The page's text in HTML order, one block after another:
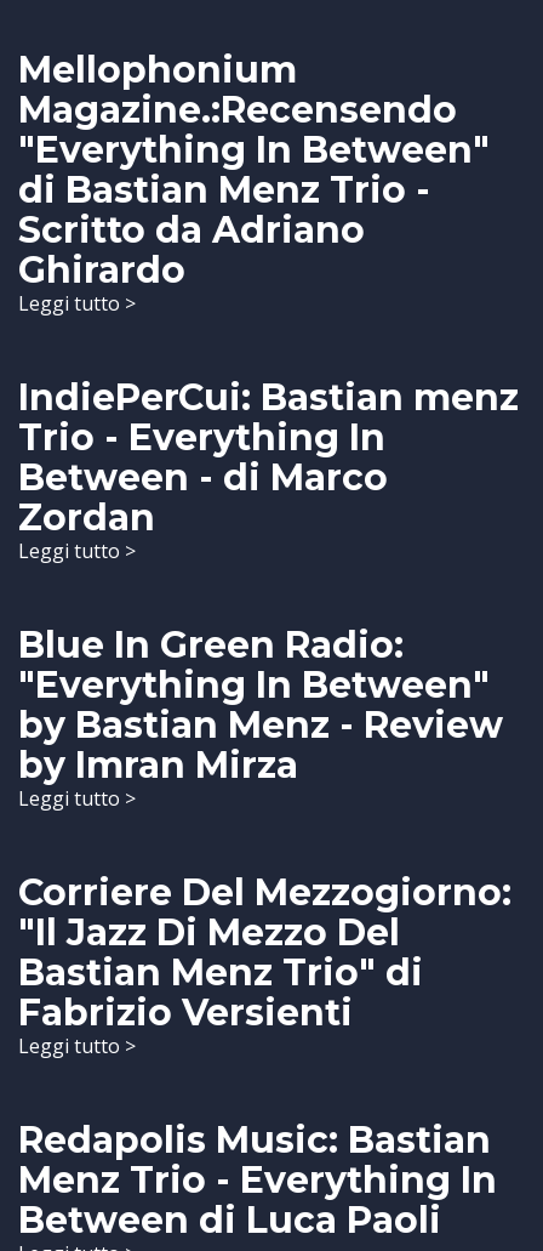
Mellophonium
Magazine.:Recensendo
"Everything In Between"
di Bastian Menz Trio -
Scritto da Adriano
Ghirardo
Leggi tutto >
IndiePerCui: Bastian menz
Trio - Everything In
Between - di Marco
Zordan
Leggi tutto >
Blue In Green Radio:
"Everything In Between"
by Bastian Menz - Review
by Imran Mirza
Leggi tutto >
Corriere Del Mezzogiorno:
"Il Jazz Di Mezzo Del
Bastian Menz Trio" di
Fabrizio Versienti
Leggi tutto >
Redapolis Music: Bastian
Menz Trio - Everything In
Between di Luca Paoli